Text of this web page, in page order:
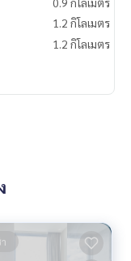
1.2 กิโลเมตร
1.2 กิโลเมตร